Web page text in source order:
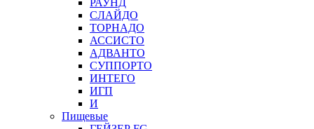
РАУНД
СЛАЙДО
ТОРНАДО
АССИСТО
АДВАНТО
СУППОРТО
ИНТЕГО
ИГП
И
Пищевые